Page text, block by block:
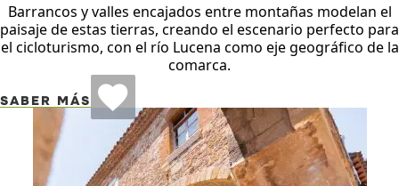
Barrancos y valles encajados entre montañas modelan el
paisaje de estas tierras, creando el escenario perfecto para
el cicloturismo, con el río Lucena como eje geográfico de la
comarca.
SABER MÁS